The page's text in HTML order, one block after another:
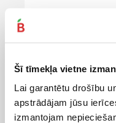
Šī tīmekļa vietne
Lai garantētu drošību
apstrādājam jūsu
izmantojam